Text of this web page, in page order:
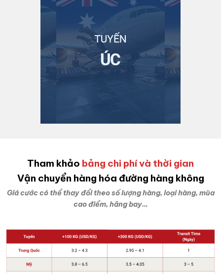
Tham khảo bảng chi phí và thời gian
Vận chuyển hàng hóa đường hàng không
Giá cước có thể thay đổi theo số lượng hàng, loại hàng, mùa
cao điểm, hãng bay…